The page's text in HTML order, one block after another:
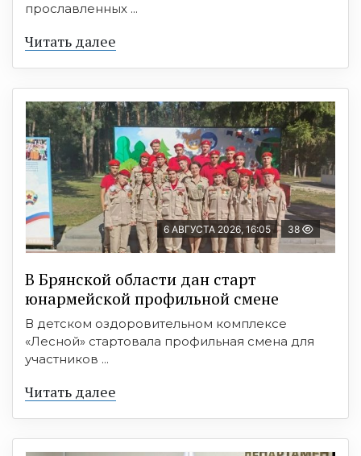
прославленных ...
Читать далее
6 АВГУСТА 2026, 16:05 38
В Брянской области дан старт
юнармейской профильной смене
В детском оздоровительном комплексе
«Лесной» стартовала профильная смена для
участников ...
Читать далее